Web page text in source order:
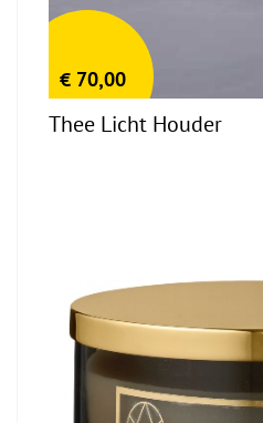
€ 70,00
Thee Licht Houder